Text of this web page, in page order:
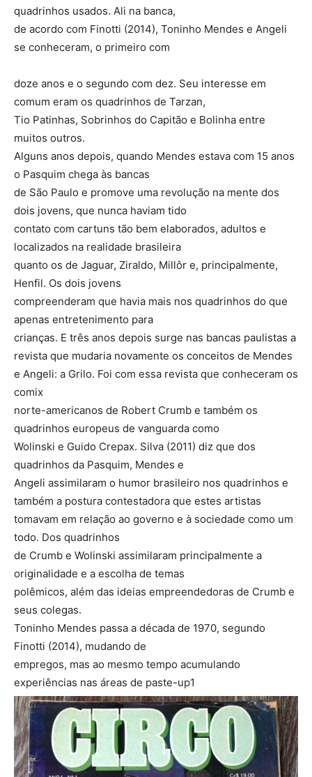
quadrinhos usados. Ali na banca,
de acordo com Finotti (2014), Toninho Mendes e Angeli
se conheceram, o primeiro com
doze anos e o segundo com dez. Seu interesse em
comum eram os quadrinhos de Tarzan,
Tio Patinhas, Sobrinhos do Capitão e Bolinha entre
muitos outros.
Alguns anos depois, quando Mendes estava com 15 anos
o Pasquim chega às bancas
de São Paulo e promove uma revolução na mente dos
dois jovens, que nunca haviam tido
contato com cartuns tão bem elaborados, adultos e
localizados na realidade brasileira
quanto os de Jaguar, Ziraldo, Millôr e, principalmente,
Henfil. Os dois jovens
compreenderam que havia mais nos quadrinhos do que
apenas entretenimento para
crianças. E três anos depois surge nas bancas paulistas a
revista que mudaria novamente os conceitos de Mendes
e Angeli: a Grilo. Foi com essa revista que conheceram os
comix
norte-americanos de Robert Crumb e também os
quadrinhos europeus de vanguarda como
Wolinski e Guido Crepax. Silva (2011) diz que dos
quadrinhos da Pasquim, Mendes e
Angeli assimilaram o humor brasileiro nos quadrinhos e
também a postura contestadora que estes artistas
tomavam em relação ao governo e à sociedade como um
todo. Dos quadrinhos
de Crumb e Wolinski assimilaram principalmente a
originalidade e a escolha de temas
polêmicos, além das ideias empreendedoras de Crumb e
seus colegas.
Toninho Mendes passa a década de 1970, segundo
Finotti (2014), mudando de
empregos, mas ao mesmo tempo acumulando
experiências nas áreas de paste-up1